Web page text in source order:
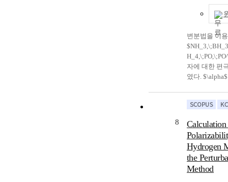
A and B, are
common
by expanding
harmonics
of these
the reference
formulas for
overlap
orbitals. Two
are evaluated,
formulas for
overlap
변분법을 이
자에 대한 편
였다. $\alpha$ 값은 CNDO/
만
polarizability
components
molecules are
8
Hydrogen
the
Method